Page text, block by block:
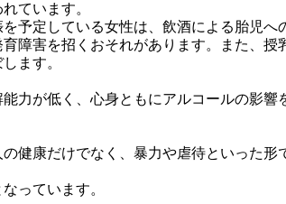
ています。
予定している女性は、飲酒による胎児
障害を招くおそれがあります。また、
ます。
力が低く、心身ともにアルコールの影響
健康だけでなく、暴力や虐待といった形
っています。